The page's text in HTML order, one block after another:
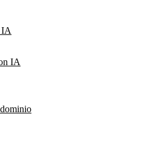
IA
IA